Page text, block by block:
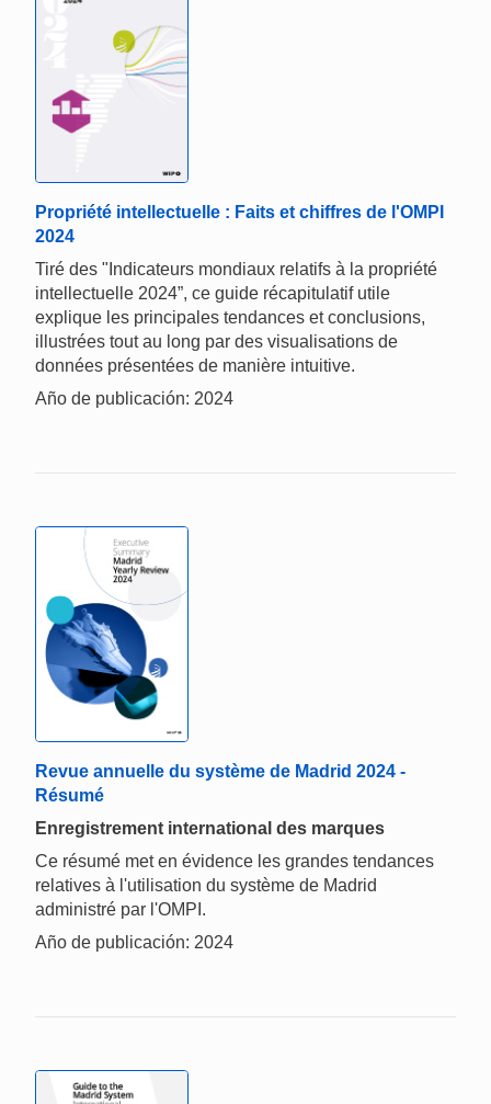
Propriété intellectuelle : Faits et chiffres de l'OMPI
2024
Tiré des "Indicateurs mondiaux relatifs à la propriété
intellectuelle 2024”, ce guide récapitulatif utile
explique les principales tendances et conclusions,
illustrées tout au long par des visualisations de
données présentées de manière intuitive.
Año de publicación: 2024
Revue annuelle du système de Madrid 2024 -
Résumé
Enregistrement international des marques
Ce résumé met en évidence les grandes tendances
relatives à l'utilisation du système de Madrid
administré par l'OMPI.
Año de publicación: 2024